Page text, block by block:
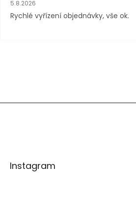
5.8.2026
Rychlé vyřízení objednávky, vše ok.
pInstagram